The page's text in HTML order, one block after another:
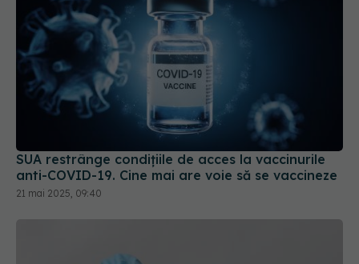
SUA restrânge condiţiile de acces la vaccinurile
anti-COVID-19. Cine mai are voie să se vaccineze
21 mai 2025, 09:40